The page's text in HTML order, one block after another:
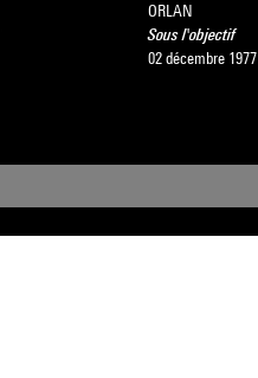
ORLAN
Sous l'objectif
02 décembre 1977